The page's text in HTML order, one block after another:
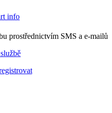
prostřednictvím SMS a e-mailů